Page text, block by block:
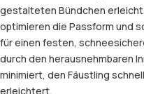
gestalteten Bündchen
optimieren die Passform und
für einen festen,
durch den herausnehmbaren
minimiert, den Fäustling
erleichtert.